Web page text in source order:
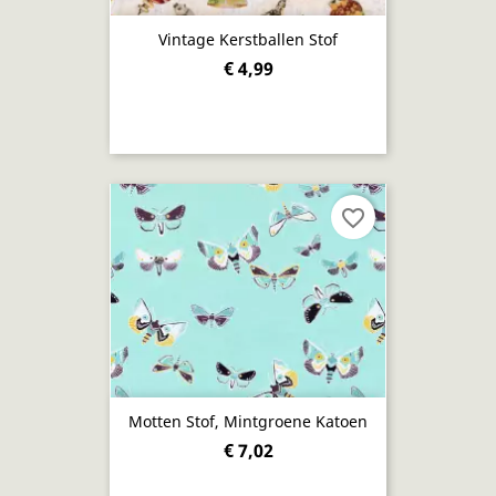
Vintage Kerstballen Stof
€ 4,99
Motten Stof, Mintgroene Katoen
€ 7,02
favorite_border